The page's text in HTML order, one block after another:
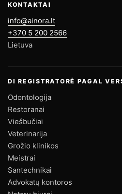
KONTAKTAI
info@ainora.lt
+370 5 200 2566
Lietuva
DI REGISTRATORĖ PAGAL
Odontologija
Restoranai
Viešbučiai
Veterinarija
Grožio klinikos
Meistrai
Santechnikai
Advokatų kontoros